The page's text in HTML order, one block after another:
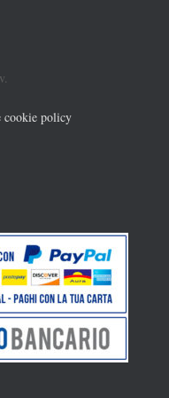
cookie policy